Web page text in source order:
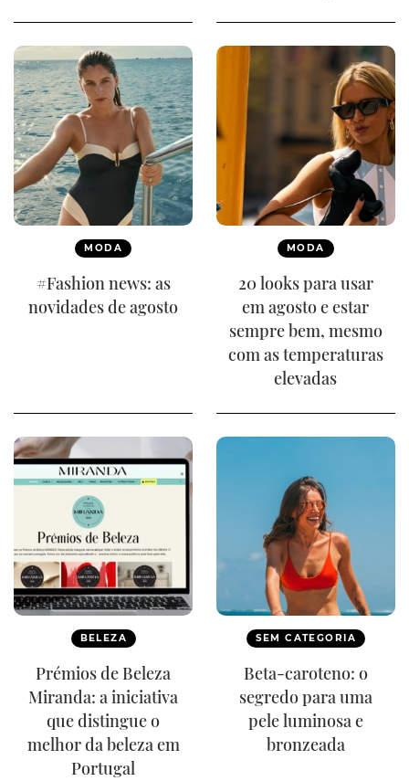
MODA
#Fashion news: as
novidades de agosto
MODA
20 looks para usar
em agosto e estar
sempre bem, mesmo
com as temperaturas
elevadas
BELEZA
Prémios de Beleza
Miranda: a iniciativa
que distingue o
melhor da beleza em
Portugal
SEM CATEGORIA
Beta-caroteno: o
segredo para uma
pele luminosa e
bronzeada